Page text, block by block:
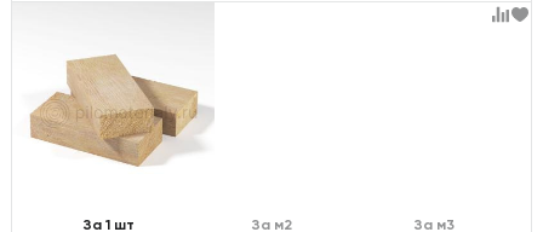
За 1 шт За м2 За м3